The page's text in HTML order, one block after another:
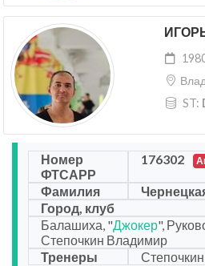
ST:
Номер
ФТСАРР
176302
Фамилия
Город, клуб
Балашиха, "Джокер",
Степочкин Владимир
Тренеры